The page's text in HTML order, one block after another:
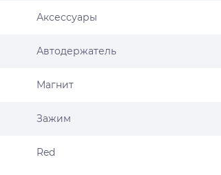
Аксессуары
Автодержатель
Магнит
Зажим
Red